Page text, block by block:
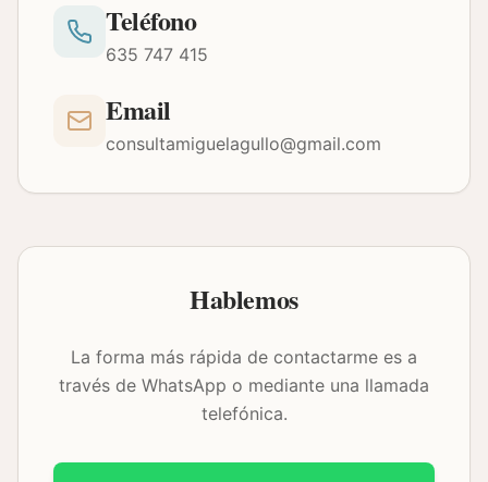
Teléfono
635 747 415
Email
consultamiguelagullo@gmail.com
Hablemos
La forma más rápida de contactarme es a
través de WhatsApp o mediante una llamada
telefónica.